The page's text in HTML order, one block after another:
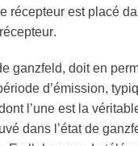
récepteur est placé
récepteur.
ganzfeld, doit en
d’émission,
l’une est la
dans l’état de